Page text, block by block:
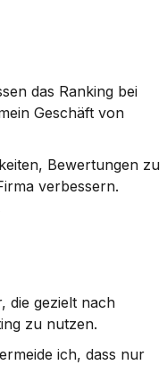
das Ranking bei
Geschäft von
Bewertungen zu
verbessern.
die gezielt nach
zu nutzen.
ich, dass nur